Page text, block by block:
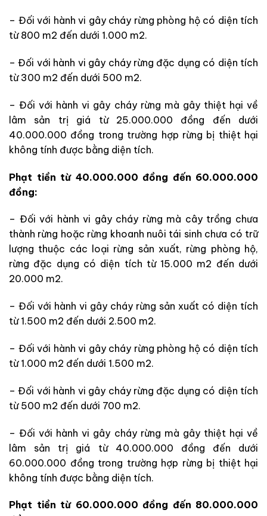
– Đối với hành vi gây cháy rừng phòng hộ có diện tích
từ 800 m2 đến dưới 1.000 m2.
– Đối với hành vi gây cháy rừng đặc dụng có diện tích
từ 300 m2 đến dưới 500 m2.
– Đối với hành vi gây cháy rừng mà gây thiệt hại về
lâm sản trị giá từ 25.000.000 đồng đến dưới
40.000.000 đồng trong trường hợp rừng bị thiệt hại
không tính được bằng diện tích.
Phạt tiền từ 40.000.000 đồng đến 60.000.000
đồng:
– Đối với hành vi gây cháy rừng mà cây trồng chưa
thành rừng hoặc rừng khoanh nuôi tái sinh chưa có trữ
lượng thuộc các loại rừng sản xuất, rừng phòng hộ,
rừng đặc dụng có diện tích từ 15.000 m2 đến dưới
20.000 m2.
– Đối với hành vi gây cháy rừng sản xuất có diện tích
từ 1.500 m2 đến dưới 2.500 m2.
– Đối với hành vi gây cháy rừng phòng hộ có diện tích
từ 1.000 m2 đến dưới 1.500 m2.
– Đối với hành vi gây cháy rừng đặc dụng có diện tích
từ 500 m2 đến dưới 700 m2.
– Đối với hành vi gây cháy rừng mà gây thiệt hại về
lâm sản trị giá từ 40.000.000 đồng đến dưới
60.000.000 đồng trong trường hợp rừng bị thiệt hại
không tính được bằng diện tích.
Phạt tiền từ 60.000.000 đồng đến 80.000.000